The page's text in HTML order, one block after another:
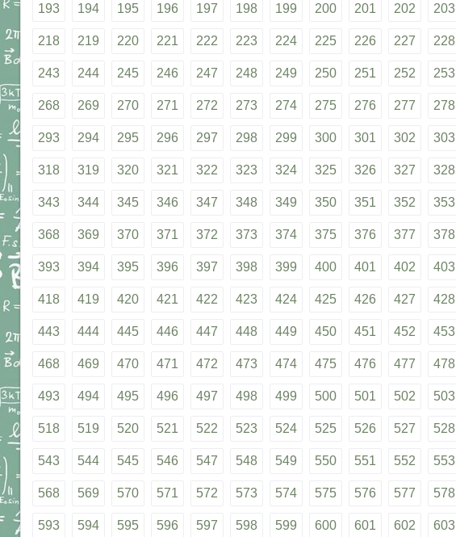
193 194 195 196 197 198 199 200 201 202 203
218 219 220 221 222 223 224 225 226 227 228
243 244 245 246 247 248 249 250 251 252 253
268 269 270 271 272 273 274 275 276 277 278
293 294 295 296 297 298 299 300 301 302 303
318 319 320 321 322 323 324 325 326 327 328
343 344 345 346 347 348 349 350 351 352 353
368 369 370 371 372 373 374 375 376 377 378
393 394 395 396 397 398 399 400 401 402 403
418 419 420 421 422 423 424 425 426 427 428
443 444 445 446 447 448 449 450 451 452 453
468 469 470 471 472 473 474 475 476 477 478
493 494 495 496 497 498 499 500 501 502 503
518 519 520 521 522 523 524 525 526 527 528
543 544 545 546 547 548 549 550 551 552 553
568 569 570 571 572 573 574 575 576 577 578
593 594 595 596 597 598 599 600 601 602 603